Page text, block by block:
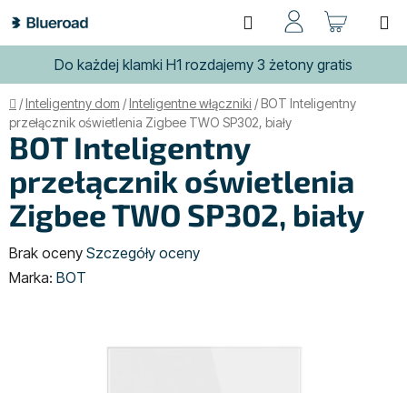
do
treści
Do każdej klamki H1 rozdajemy 3 żetony gratis
Szukaj
Home
/Inteligentny dom /Inteligentne włączniki /BOT Inteligentny
przełącznik oświetlenia Zigbee TWO SP302, biały
BOT Inteligentny
przełącznik oświetlenia
Zigbee TWO SP302, biały
Średnia
ocena
Brak oceny Szczegóły oceny
Marka: BOT